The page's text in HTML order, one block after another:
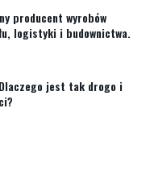
producent wyrobów
logistyki i budownictwa.
jest tak drogo i